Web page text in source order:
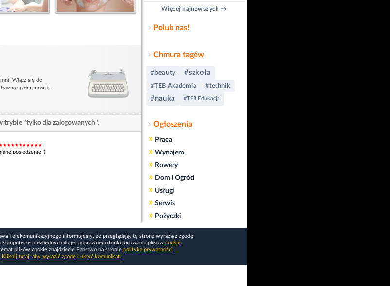
Włącz się do
społecznością.
trybie "tylko dla zalogowanych".
posiedzenie :)
Więcej najnowszych →
Polub nas!
Chmura tagów
#beauty #szkoła
#TEB Akademia #technik
#nauka #TEB Edukacja
Ogłoszenia
» Praca
» Wynajem
» Rowery
» Dom i Ogród
» Usługi
» Serwis
» Pożyczki
Telekomunikacyjnego informujemy, że przeglądając tę stronę wyrażasz zgodę
komputerze niezbędnych do jej poprawnego funkcjonowania plików cookie.
plików cookie znajdziecie Państwo na stronie polityka prywatności.
Kliknij tutaj, aby wyrazić zgodę i ukryć komunikat.